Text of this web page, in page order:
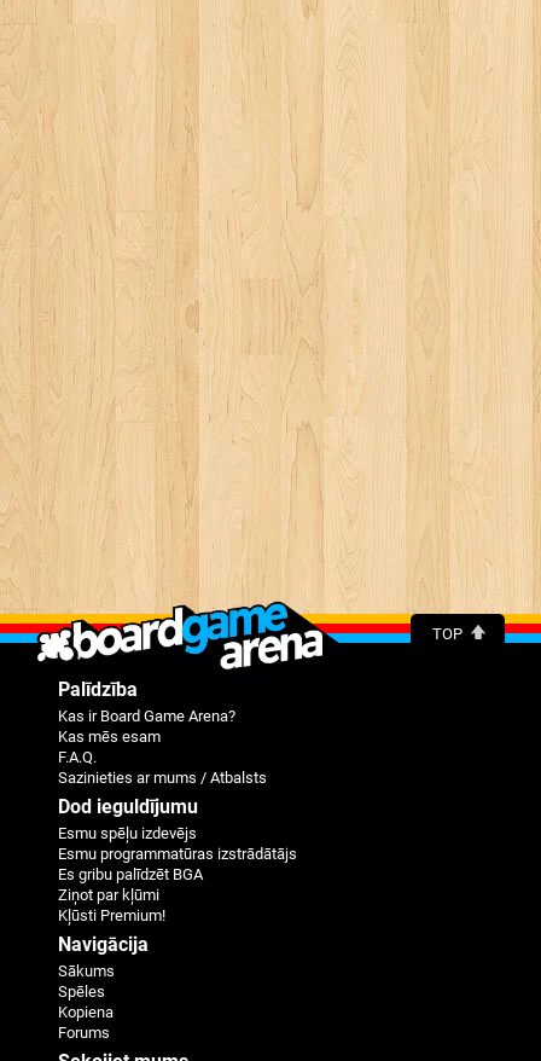
TOP
Palīdzība
Kas ir Board Game Arena?
Kas mēs esam
F.A.Q.
Sazinieties ar mums / Atbalsts
Dod ieguldījumu
Esmu spēļu izdevējs
Esmu programmatūras izstrādātājs
Es gribu palīdzēt BGA
Ziņot par kļūmi
Kļūsti Premium!
Navigācija
Sākums
Spēles
Kopiena
Forums